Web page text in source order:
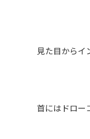
見た目からイ
首にはドロー